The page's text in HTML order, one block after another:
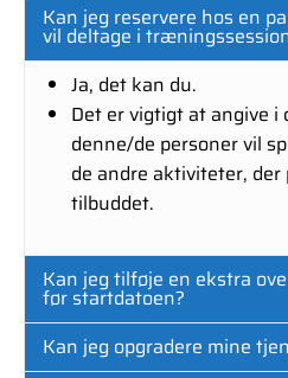
Kan jeg reservere hos en
vil deltage i
Ja, det kan du.
Det er vigtigt at angive i
denne/de personer vil
de andre aktiviteter,
tilbuddet.
Kan jeg tilføje en ekstra
før startdatoen?
Kan jeg opgradere mine